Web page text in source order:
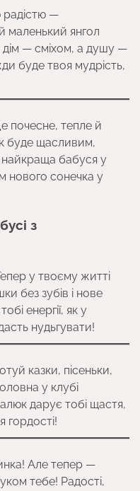
радістю —
маленький янгол
— сміхом, а душу —
буде твоя мудрість,
почесне, тепле й
буде щасливим,
найкраща бабуся у
нового сонечка у
з
у твоєму житті
без зубів і нове
енергії, як у
нудьгувати!
казки, пісеньки,
у клубі
дарує тобі щастя,
гордості!
Але тепер —
тебе! Радості,